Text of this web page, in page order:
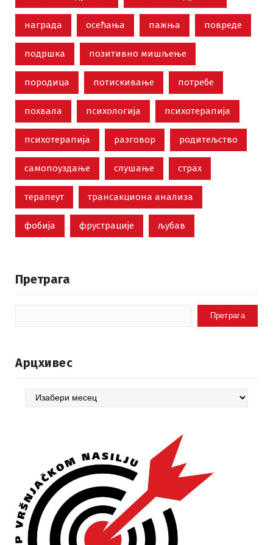
награда осећања пажња повреде
подршка позитивно мишљење
породица потискивање потребе
похвала психологија психотерапија
психотерапија разговор родитељство
самопоуздање слушање страх
терапеут трансакциона анализа
фобија фрустрације љубав
Претрага
Претрага
Арцхивес
Арцхивес